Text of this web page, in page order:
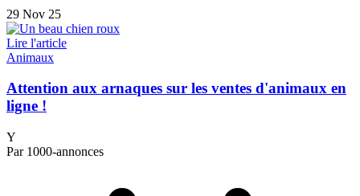
29 Nov 25
Lire l'article
Animaux
Attention aux arnaques sur les ventes d'animaux en
ligne !
Y
Par 1000-annonces